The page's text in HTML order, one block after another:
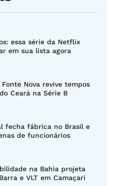
essa série da Netflix
em sua lista agora
Nova revive tempos
Ceará na Série B
fecha fábrica no Brasil e
de funcionários
na Bahia projeta
e VLT em Camaçari